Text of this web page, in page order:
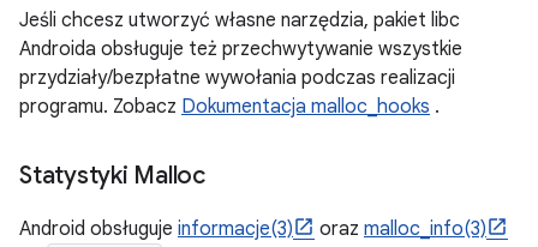
Jeśli chcesz utworzyć własne narzędzia, pakiet libc
Androida obsługuje też przechwytywanie wszystkie
przydziały/bezpłatne wywołania podczas realizacji
programu. Zobacz Dokumentacja malloc_hooks .
Statystyki Malloc
Android obsługuje informacje(3) oraz malloc_info(3)